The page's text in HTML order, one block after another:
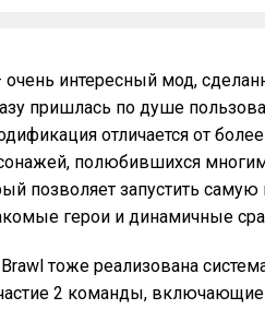
очень интересный мод,
пришлась по душе
отличается от
полюбившихся
позволяет запустить
герои и динамичные
тоже реализована
2 команды,